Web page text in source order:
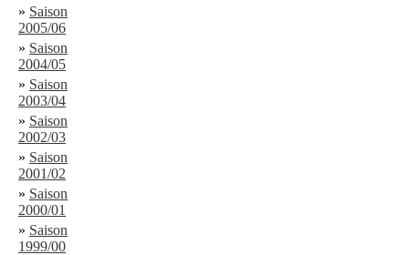
» Saison
2005/06
» Saison
2004/05
» Saison
2003/04
» Saison
2002/03
» Saison
2001/02
» Saison
2000/01
» Saison
1999/00